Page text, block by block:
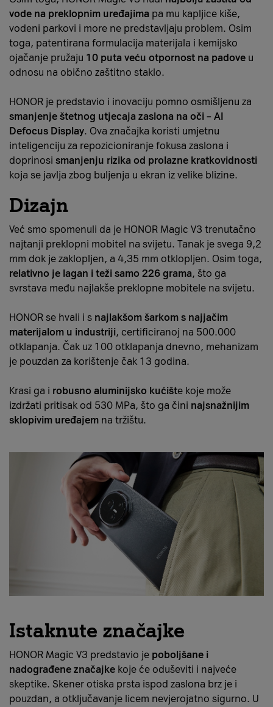
vode na preklopnim uređajima pa mu kapljice kiše,
vodeni parkovi i more ne predstavljaju problem. Osim
toga, patentirana formulacija materijala i kemijsko
ojačanje pružaju 10 puta veću otpornost na padove u
odnosu na obično zaštitno staklo.
HONOR je predstavio i inovaciju pomno osmišljenu za
smanjenje štetnog utjecaja zaslona na oči – AI
Defocus Display. Ova značajka koristi umjetnu
inteligenciju za repozicioniranje fokusa zaslona i
doprinosi smanjenju rizika od prolazne kratkovidnosti
koja se javlja zbog buljenja u ekran iz velike blizine.
Dizajn
Već smo spomenuli da je HONOR Magic V3 trenutačno
najtanji preklopni mobitel na svijetu. Tanak je svega 9,2
mm dok je zaklopljen, a 4,35 mm otklopljen. Osim toga,
relativno je lagan i teži samo 226 grama, što ga
svrstava među najlakše preklopne mobitele na svijetu.
HONOR se hvali i s najlakšom šarkom s najjačim
materijalom u industriji, certificiranoj na 500.000
otklapanja. Čak uz 100 otklapanja dnevno, mehanizam
je pouzdan za korištenje čak 13 godina.
Krasi ga i robusno aluminijsko kućište koje može
izdržati pritisak od 530 MPa, što ga čini najsnažnijim
sklopivim uređajem na tržištu.
Istaknute značajke
HONOR Magic V3 predstavio je poboljšane i
nadograđene značajke koje će oduševiti i najveće
skeptike. Skener otiska prsta ispod zaslona brz je i
pouzdan, a otključavanje licem nevjerojatno sigurno. U